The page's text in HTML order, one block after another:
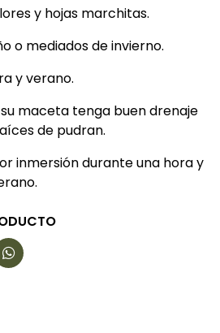
y hojas marchitas.
o mediados de invierno.
y verano.
maceta tenga buen drenaje
de pudran.
inmersión durante una hora y